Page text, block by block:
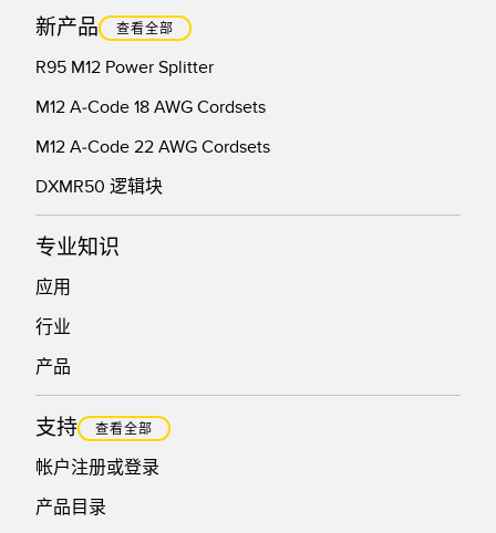
新产品 查看全部
R95 M12 Power Splitter
M12 A-Code 18 AWG Cordsets
M12 A-Code 22 AWG Cordsets
DXMR50 逻辑块
专业知识
应用
行业
产品
支持 查看全部
帐户注册或登录
产品目录